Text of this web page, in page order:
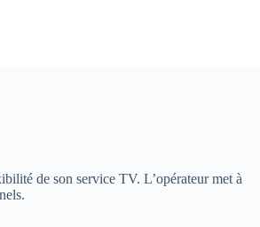
de son service TV. L’opérateur met à